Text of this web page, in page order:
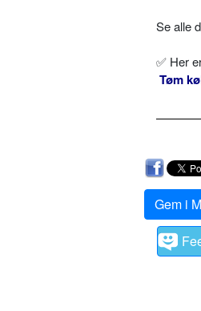
Se alle
✅ Her
Tøm
Gem i